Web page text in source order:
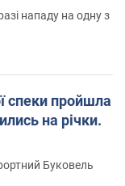
нападу на одну з
спеки пройшла
на річки.
Буковель